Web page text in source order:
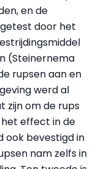
en de
door het
(Steinernema
rupsen aan en
werd al
zijn om de rups
effect in de
ook bevestigd in
nam zelfs in